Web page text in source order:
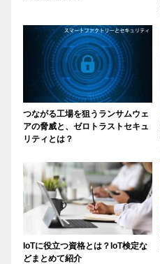
つながる工場を狙うランサムウェ
アの脅威と、ゼロトラストセキュ
リティとは？
IoTに役立つ資格とは？IoT検定な
どまとめて紹介